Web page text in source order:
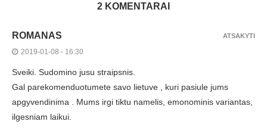
2 KOMENTARAI
ROMANAS
2019-01-08 - 16:30
Sveiki. Sudomino jusu straipsnis.
Gal parekomenduotumete savo lietuve , kuri pasiule jums
apgyvendinima . Mums irgi tiktu namelis, emonominis variantas,
ilgesniam laikui.
ATSAKYTI